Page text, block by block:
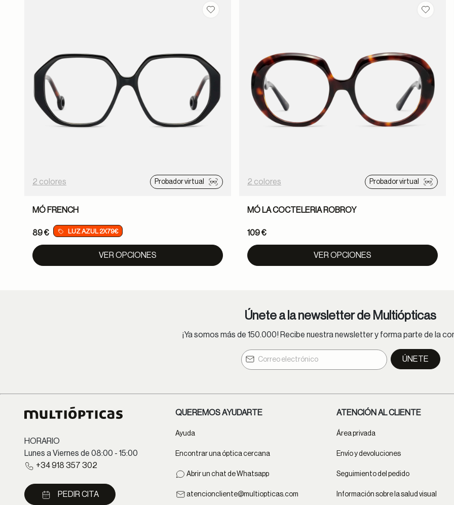
Guardar en favoritos
2 colores Probador virtual
MÓ FRENCH
89 € LUZ AZUL 2X79€
VER OPCIONES
2 colores Probador virtual
MÓ LA COCTELERIA ROBROY
109 €
VER OPCIONES
Únete a la newsletter de Multiópticas
¡Ya somos más de 150.000! Recibe nuestra newsletter y forma parte de la
ÚNETE
HORARIO
Lunes a Viernes de 08:00 - 15:00
+34 918 357 302
PEDIR CITA
QUEREMOS AYUDARTE
Ayuda
Encontrar una óptica cercana
Abrir un chat de Whatsapp
atencioncliente@multiopticas.com
ATENCIÓN AL CLIENTE
Área privada
Envío y devoluciones
Seguimiento del pedido
Información sobre la salud visual